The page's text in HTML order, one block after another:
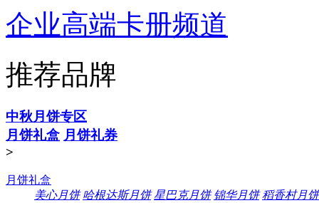
企业高端卡册频道
推荐品牌
中秋月饼专区
月饼礼盒 月饼礼券
>
月饼礼盒
美心月饼 哈根达斯月饼 星巴克月饼 锦华月饼 稻香村月饼